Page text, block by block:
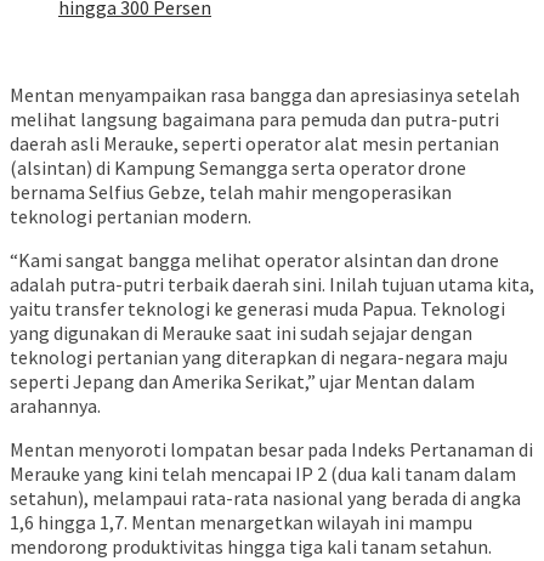
hingga 300 Persen
​Mentan menyampaikan rasa bangga dan apresiasinya setelah
melihat langsung bagaimana para pemuda dan putra-putri
daerah asli Merauke, seperti operator alat mesin pertanian
(alsintan) di Kampung Semangga serta operator drone
bernama Selfius Gebze, telah mahir mengoperasikan
teknologi pertanian modern.
“Kami sangat bangga melihat operator alsintan dan drone
adalah putra-putri terbaik daerah sini. Inilah tujuan utama kita,
yaitu transfer teknologi ke generasi muda Papua. Teknologi
yang digunakan di Merauke saat ini sudah sejajar dengan
teknologi pertanian yang diterapkan di negara-negara maju
seperti Jepang dan Amerika Serikat,” ujar Mentan dalam
arahannya.
​Mentan menyoroti lompatan besar pada Indeks Pertanaman di
Merauke yang kini telah mencapai IP 2 (dua kali tanam dalam
setahun), melampaui rata-rata nasional yang berada di angka
1,6 hingga 1,7. Mentan menargetkan wilayah ini mampu
mendorong produktivitas hingga tiga kali tanam setahun.